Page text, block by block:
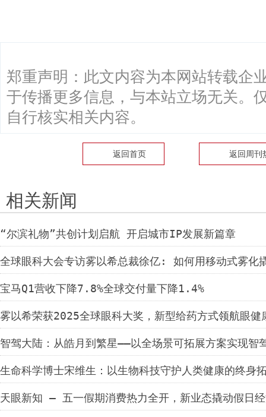
郑重声明：此文内容为本网站转载企
于传播更多信息，与本站立场无关。
自行核实相关内容。
返回首页 返回 周刊
相关新闻
“尔滨礼物”共创计划启航 开启城市IP发展新篇章
全球眼科大会专访雾以希总裁徐亿: 如何用移动式雾化
宝马Q1营收下降7.8%全球交付量下降1.4%
雾以希荣获2025全球眼科大奖，新型给药方式领航眼健
智驾大陆：从皓月到繁星——以全场景可拓展方案实现智
生命科学博士宋维生：以生物科技守护人类健康的终身
天眼新知 — 五一假期消费热力全开，新业态撬动假日